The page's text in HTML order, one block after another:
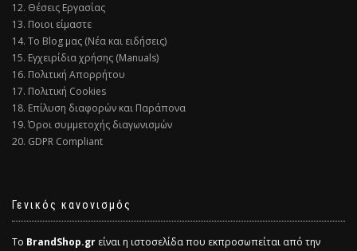
12. Θέσεις Εργασίας
13. Ποιοι είμαστε
14. Το Blog μας (Νέα και ειδήσεις)
15. Εγχειρίδια χρήσης (Manuals)
16. Πολιτική Απορρήτου
17. Πολιτική Cookies
18. Επίλυση διαφορών και Παράπονα
19. Όροι συμμετοχής διαγωνισμών
20. GDPR Compliant
Γενικός κανονισμός
Το BrandShop.gr είναι η ιστοσελίδα που εκπροσωπείται από την